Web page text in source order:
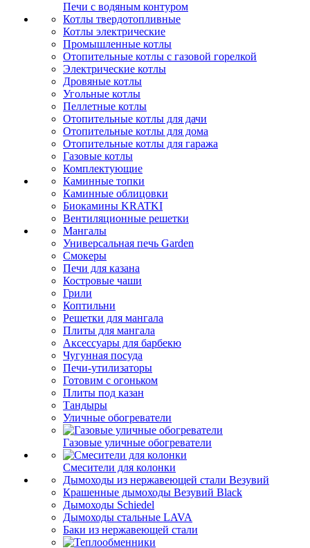
Печи с водяным контуром
Котлы твердотопливные
Котлы электрические
Промышленные котлы
Отопительные котлы с газовой горелкой
Электрические котлы
Дровяные котлы
Угольные котлы
Пеллетные котлы
Отопительные котлы для дачи
Отопительные котлы для дома
Отопительные котлы для гаража
Газовые котлы
Комплектующие
Каминные топки
Каминные облицовки
Биокамины KRATKI
Вентиляционные решетки
Мангалы
Универсальная печь Garden
Смокеры
Печи для казана
Костровые чаши
Грили
Коптильни
Решетки для мангала
Плиты для мангала
Аксессуары для барбекю
Чугунная посуда
Печи-утилизаторы
Готовим с огоньком
Плиты под казан
Тандыры
Уличные обогреватели
Газовые уличные обогреватели
Смесители для колонки
Дымоходы из нержавеющей стали Везувий
Крашенные дымоходы Везувий Black
Дымоходы Schiedel
Дымоходы стальные LAVA
Баки из нержавеющей стали